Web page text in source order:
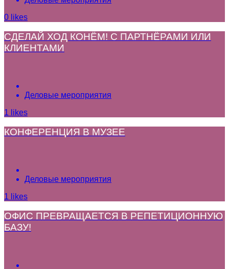
0 likes
СДЕЛАЙ ХОД КОНЁМ! С ПАРТНЁРАМИ ИЛИ
КЛИЕНТАМИ
Деловые мероприятия
1 likes
КОНФЕРЕНЦИЯ В МУЗЕЕ
Деловые мероприятия
1 likes
ОФИС ПРЕВРАЩАЕТСЯ В РЕПЕТИЦИОННУЮ
БАЗУ!